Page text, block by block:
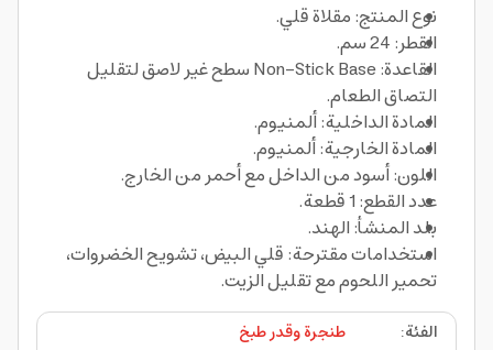
نوع المنتج: مقلاة قلي.
القطر: 24 سم.
القاعدة: Non-Stick Base سطح غير لاصق لتقليل
التصاق الطعام.
المادة الداخلية: ألمنيوم.
المادة الخارجية: ألمنيوم.
اللون: أسود من الداخل مع أحمر من الخارج.
عدد القطع: 1 قطعة.
بلد المنشأ: الهند.
استخدامات مقترحة: قلي البيض، تشويح الخضروات،
تحمير اللحوم مع تقليل الزيت.
الفئة: طنجرة وقدر طبخ